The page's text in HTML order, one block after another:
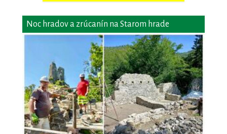
Noc hradov a zrúcanín na Starom hrade